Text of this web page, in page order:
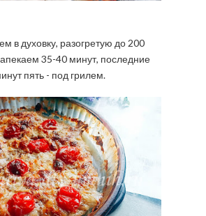
в духовку, разогретую до 200
35-40 минут, последние
пять - под грилем.